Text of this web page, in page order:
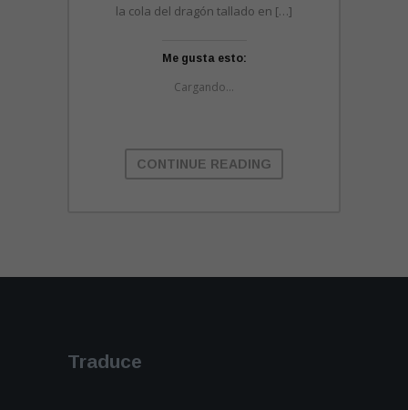
la cola del dragón tallado en […]
Me gusta esto:
Cargando...
CONTINUE READING
Traduce